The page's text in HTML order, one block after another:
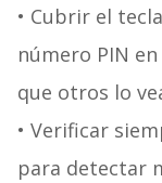
• Cubrir el
número PIN
que otros lo
• Verificar
para detectar